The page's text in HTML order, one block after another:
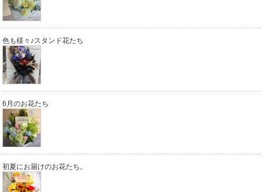
色も様々♪スタンド花たち
6月のお花たち
初夏にお届けのお花たち。